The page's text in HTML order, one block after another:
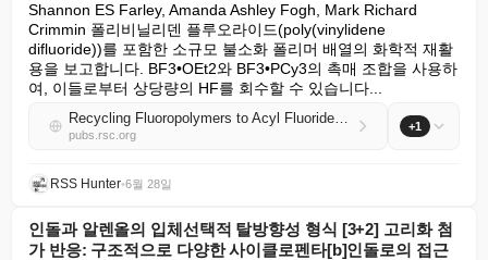
Shannon ES Farley, Amanda Ashley Fogh, Mark Richard
Crimmin 폴리비닐리덴 플루오라이드(poly(vinylidene
difluoride))를 포함한 소규모 불소화 폴리머 배열의 화학적 재활
용을 보고합니다. BF3•OEt2와 BF3•PCy3의 촉매 조합을 사용하
여, 이들로부터 상당량의 HF를 회수할 수 있습니다...
Recycling Fluoropolymers to Acyl Fluorides through Shuttle Catalysis
pubs.rsc.org
+1
RSS Hunter•6월 28일
인돌과 알렌올의 입체선택적 탈방향성 형식 [3+2] 고리화 첨
가 반응: 구조적으로 다양한 사이클로펜타[b]인돌로의 접근